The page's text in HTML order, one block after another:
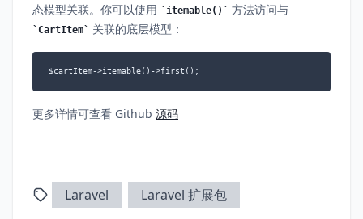
态模型关联。你可以使用
itemable() 方法访问与
CartItem 关联的底层模型：
$cartItem->itemable()->first();
更多详情可查看 Github 源码
Laravel Laravel 扩展包